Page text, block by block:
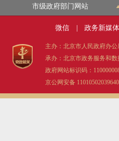
便民服务 利企服
政民互动
市级政府部门网站
微信 政务新媒
主办：北京市人民政府办公
承办：北京市政务服务和数
政府网站标识码：
京公网安备 11010502039640